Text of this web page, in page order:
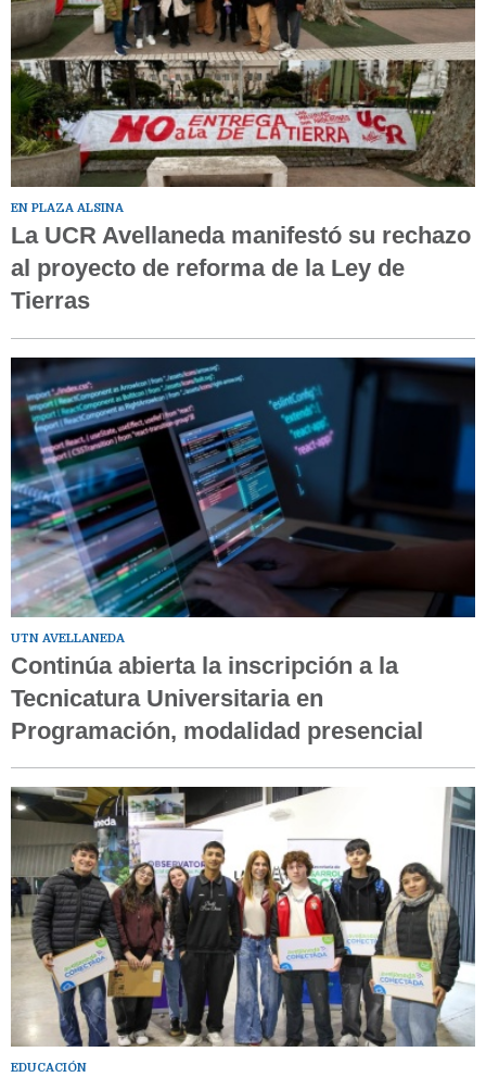
EN PLAZA ALSINA
La UCR Avellaneda manifestó su rechazo
al proyecto de reforma de la Ley de
Tierras
UTN AVELLANEDA
Continúa abierta la inscripción a la
Tecnicatura Universitaria en
Programación, modalidad presencial
EDUCACIÓN